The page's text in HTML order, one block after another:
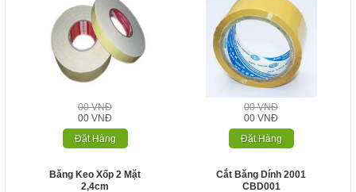
00 VNĐ
00 VNĐ
Đặt Hàng
00 VNĐ
00 VNĐ
Đặt Hàng
Băng Keo Xốp 2 Mặt
2,4cm
Cắt Băng Dính 2001
CBD001